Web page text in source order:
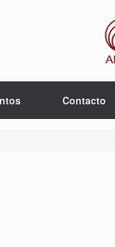
Contacto